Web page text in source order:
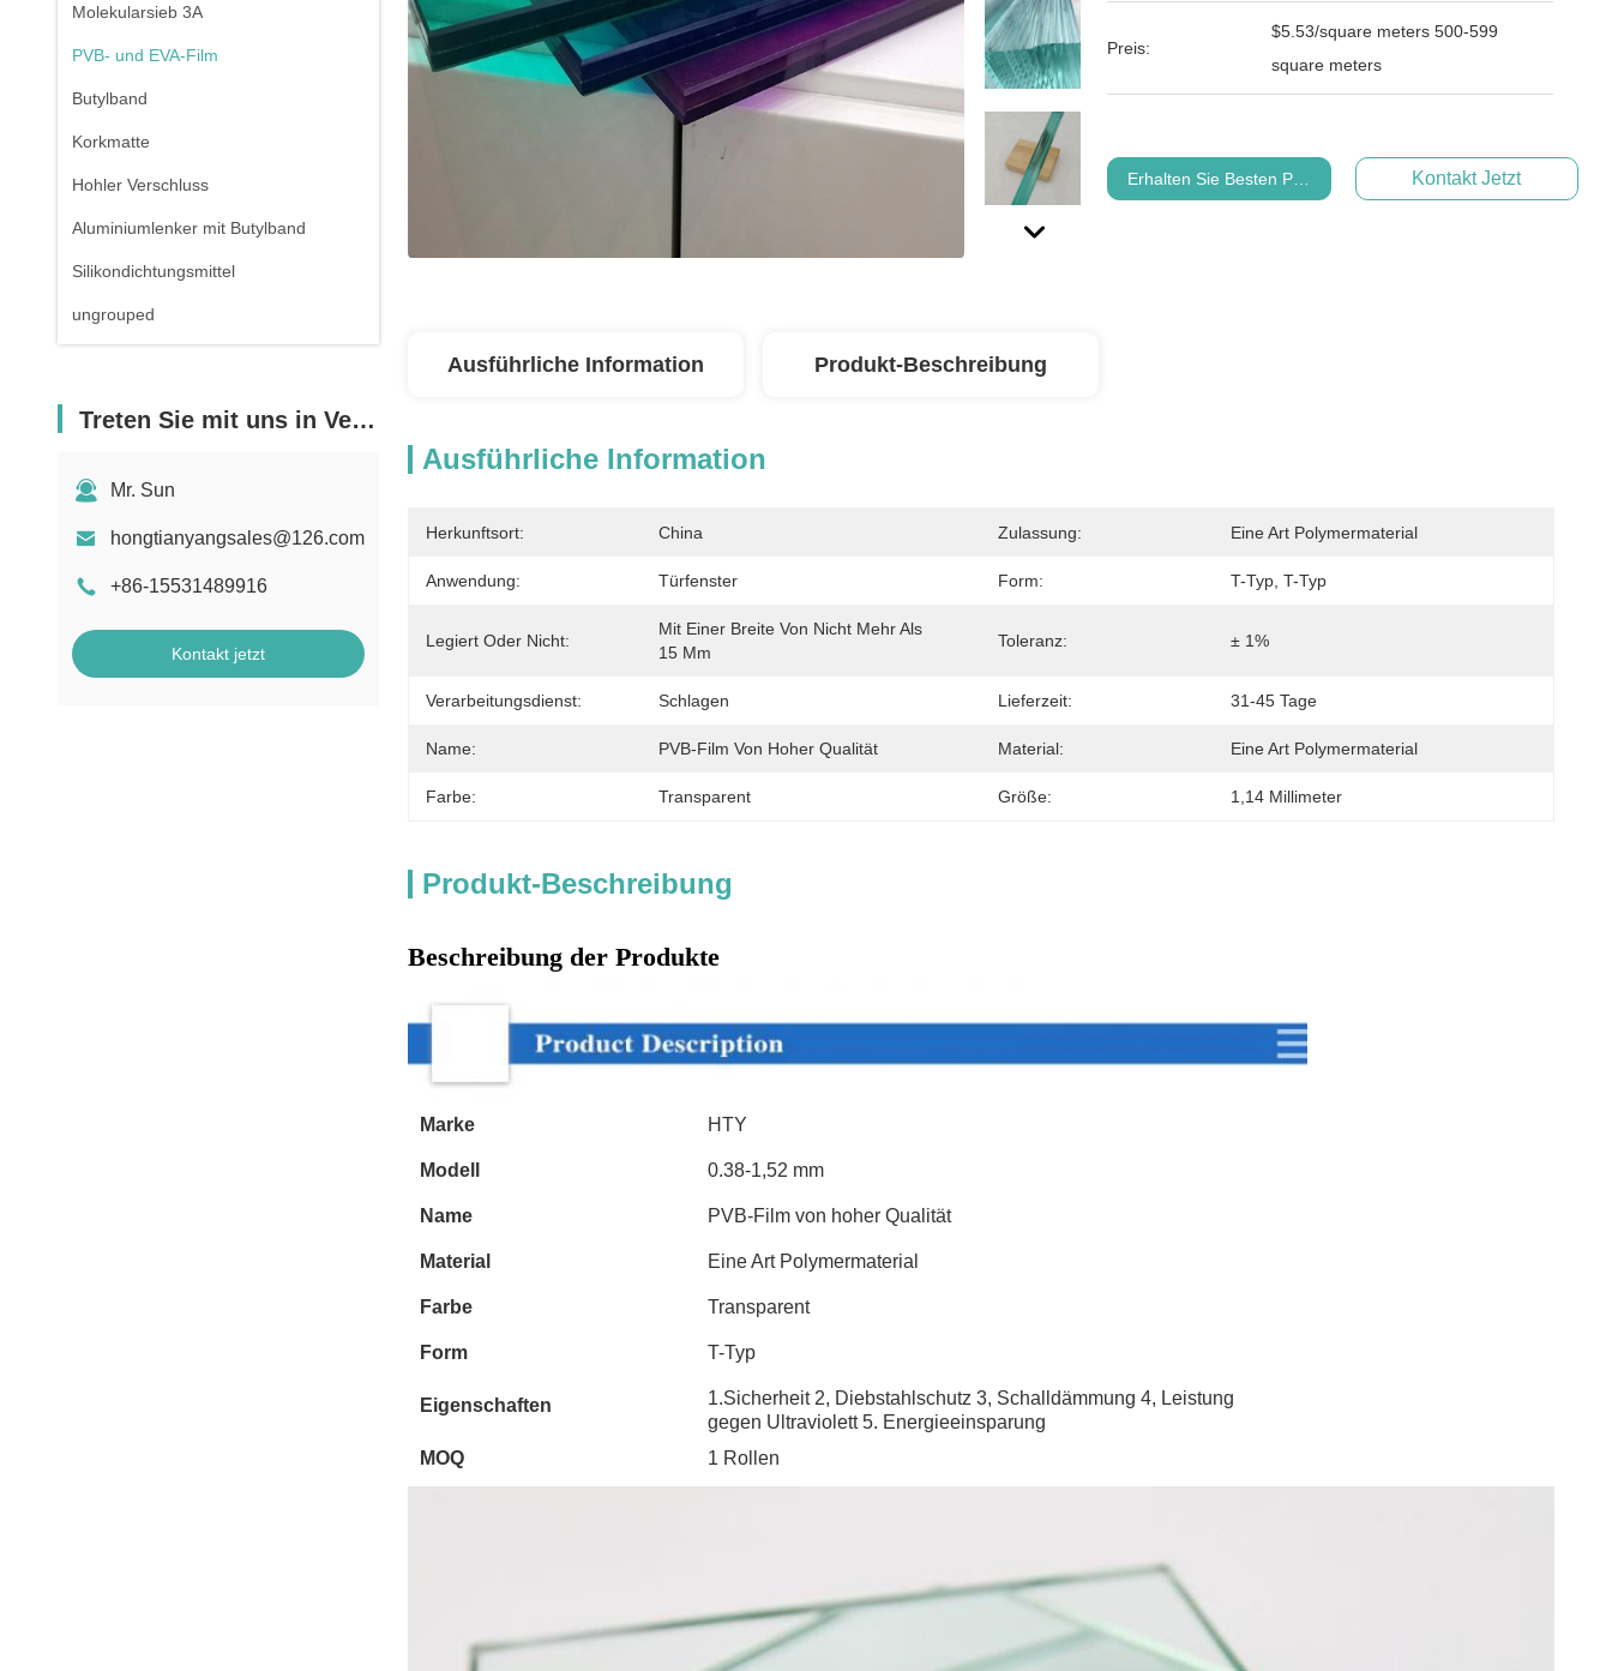
Molekularsieb 3A
PVB- und EVA-Film
Butylband
Korkmatte
Hohler Verschluss
Aluminiumlenker mit Butylband
Silikondichtungsmittel
ungrouped
Treten Sie mit uns in Verbindung
Mr. Sun
hongtianyangsales@126.com
+86-15531489916
Kontakt jetzt
Preis:
$5.53/square meters 500-599
square meters
Erhalten Sie Besten Preis Kontakt Jetzt
Ausführliche Information Produkt-Beschreibung
Ausführliche Information
Herkunftsort: China Zulassung: Eine Art Polymermaterial
Anwendung: Türfenster Form: T-Typ, T-Typ
Legiert Oder Nicht:
Mit Einer Breite Von Nicht Mehr Als
15 Mm
Toleranz: ± 1%
Verarbeitungsdienst: Schlagen Lieferzeit: 31-45 Tage
Name: PVB-Film Von Hoher Qualität Material: Eine Art Polymermaterial
Farbe: Transparent Größe: 1,14 Millimeter
Produkt-Beschreibung
Beschreibung der Produkte
Marke HTY
Modell 0.38-1,52 mm
Name PVB-Film von hoher Qualität
Material Eine Art Polymermaterial
Farbe Transparent
Form T-Typ
Eigenschaften
1.Sicherheit 2, Diebstahlschutz 3, Schalldämmung 4, Leistung
gegen Ultraviolett 5. Energieeinsparung
MOQ
1 Rollen